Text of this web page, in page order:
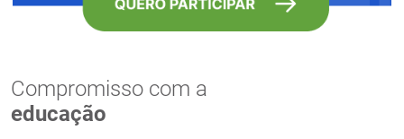
Compromisso com a
educação